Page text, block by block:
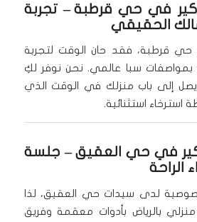
في حي قرطبة– تجربة
الحقيقي
حي قرطبة، فقد حان الوقت لتجربة
بمواصفات سبا عالمي. نحن نوفر لكِ
يصل إلى باب منزلك في الوقت الذي
استرخاء استثنائية.
في حي العقيق– جلسة
الراحة
لدى سيدات حي العقيق، لذا
منزلي بالرياض بأدوات معقمة وفريق